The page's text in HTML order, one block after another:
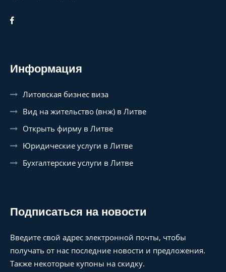
Информация
Литовская бизнес виза
Вид на жительство (внж) в Литве
Открыть фирму в Литве
Юридические услуги в Литве
Бухгалтерские услуги в Литве
Подписаться на новости
Введите свой адрес электронной почты, чтобы
получать от нас последние новости и предложения.
Также некоторые купоны на скидку.